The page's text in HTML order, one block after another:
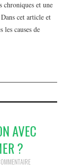
chroniques et une
cet article et
les causes de
AVEC
?